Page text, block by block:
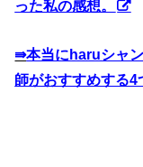
った私の感想。
⇛本当にharuシャ
師がおすすめする4